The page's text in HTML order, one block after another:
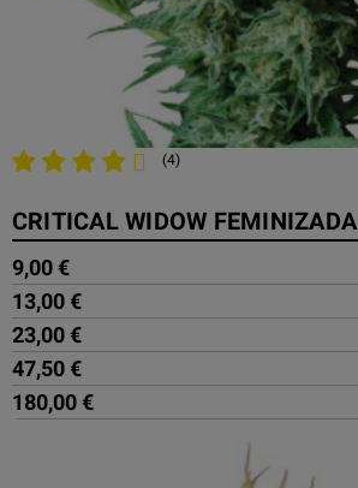
(4)
CRITICAL WIDOW FEMINIZADA
9,00 €
13,00 €
23,00 €
47,50 €
180,00 €